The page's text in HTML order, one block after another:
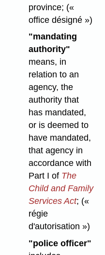
province; («
office désigné »)
"mandating
authority"
means, in
relation to an
agency, the
authority that
has mandated,
or is deemed to
have mandated,
that agency in
accordance with
Part I of The
Child and Family
Services Act; («
régie
d'autorisation »)
"police officer"